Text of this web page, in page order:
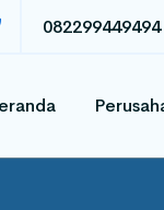
082299449494